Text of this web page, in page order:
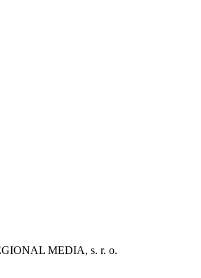
MEDIA, s. r. o.